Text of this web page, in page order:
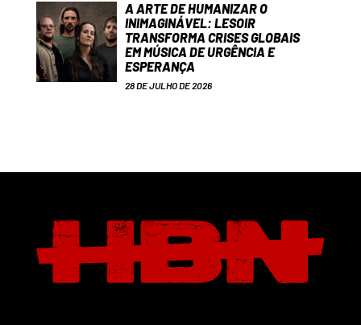
A ARTE DE HUMANIZAR O
INIMAGINÁVEL: LESOIR
TRANSFORMA CRISES GLOBAIS
EM MÚSICA DE URGÊNCIA E
ESPERANÇA
28 DE JULHO DE 2026